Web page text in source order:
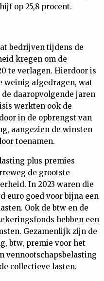
op 25,8 procent.
bedrijven tijdens de
kregen om de
te verlagen. Hierdoor is
weinig afgedragen, wat
daaropvolgende jaren
werkten ook de
in de opbrengst van
aangezien de winsten
toenamen.
plus premies
de grootste
In 2023 waren die
euro goed voor bijna een
Ook de btw en de
hebben een
Gezamenlijk zijn de
btw, premie voor het
vennootschapsbelasting
collectieve lasten.